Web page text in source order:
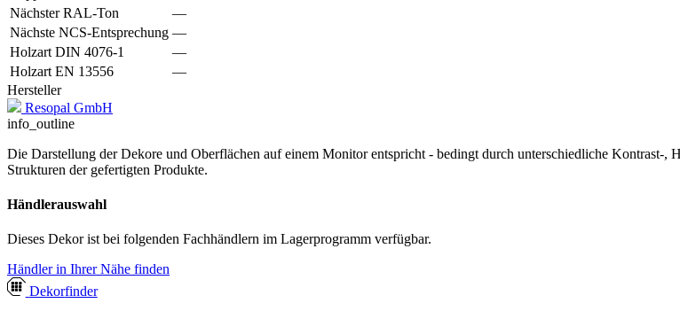
Nächster RAL-Ton
—
Nächste NCS-Entsprechung —
Holzart DIN 4076-1
—
Holzart EN 13556
—
Hersteller
Resopal GmbH
info_outline
Die Darstellung der Dekore und Oberflächen auf einem Monitor entspricht - bedingt durch unterschiedliche Kontrast-,
Strukturen der gefertigten Produkte.
Händlerauswahl
Dieses Dekor ist bei folgenden Fachhändlern im Lagerprogramm verfügbar.
Händler in Ihrer Nähe finden
Dekorfinder